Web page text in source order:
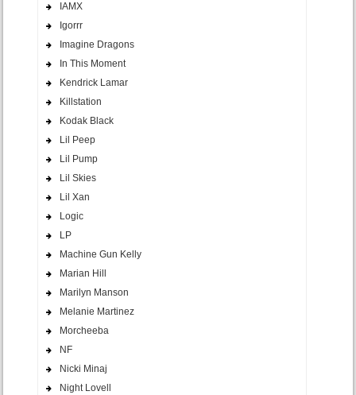
IAMX
Igorrr
Imagine Dragons
In This Moment
Kendrick Lamar
Killstation
Kodak Black
Lil Peep
Lil Pump
Lil Skies
Lil Xan
Logic
LP
Machine Gun Kelly
Marian Hill
Marilyn Manson
Melanie Martinez
Morcheeba
NF
Nicki Minaj
Night Lovell